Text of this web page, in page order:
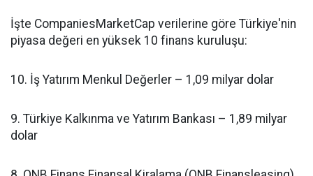
İşte CompaniesMarketCap verilerine göre Türkiye'nin
piyasa değeri en yüksek 10 finans kuruluşu:
10. İş Yatırım Menkul Değerler – 1,09 milyar dolar
9. Türkiye Kalkınma ve Yatırım Bankası – 1,89 milyar
dolar